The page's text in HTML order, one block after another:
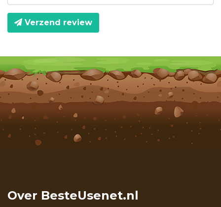
Verzend review
Over BesteUsenet.nl